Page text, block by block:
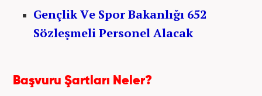
Gençlik Ve Spor Bakanlığı 652
Sözleşmeli Personel Alacak
Başvuru Şartları Neler?